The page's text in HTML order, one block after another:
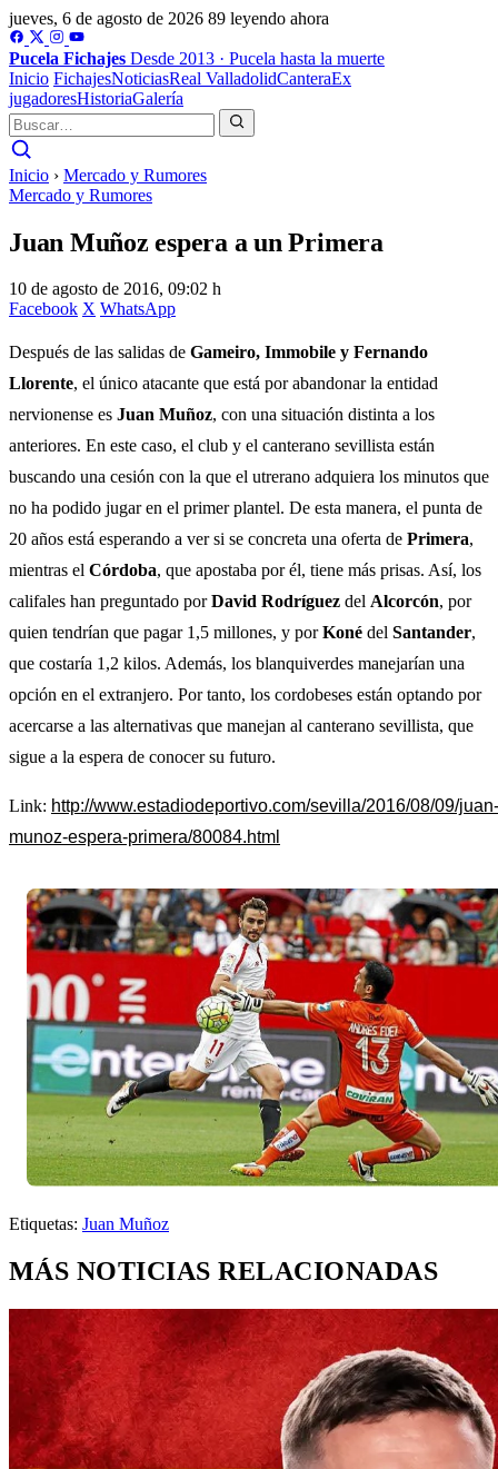
jueves, 6 de agosto de 2026 89 leyendo ahora
Pucela Fichajes Desde 2013 · Pucela hasta la muerte
Inicio FichajesNoticiasReal ValladolidCanteraEx
jugadoresHistoriaGalería
Inicio › Mercado y Rumores
Mercado y Rumores
Juan Muñoz espera a un Primera
10 de agosto de 2016, 09:02 h
Facebook X WhatsApp
Después de las salidas de Gameiro, Immobile y Fernando
Llorente, el único atacante que está por abandonar la entidad
nervionense es Juan Muñoz, con una situación distinta a los
anteriores. En este caso, el club y el canterano sevillista están
buscando una cesión con la que el utrerano adquiera los minutos que
no ha podido jugar en el primer plantel. De esta manera, el punta de
20 años está esperando a ver si se concreta una oferta de Primera,
mientras el Córdoba, que apostaba por él, tiene más prisas. Así, los
califales han preguntado porDavid Rodríguez del Alcorcón, por
quien tendrían que pagar 1,5 millones, y porKoné del Santander,
que costaría 1,2 kilos. Además, los blanquiverdes manejarían una
opción en el extranjero. Por tanto, los cordobeses están optando por
acercarse a las alternativas que manejan al canterano sevillista, que
sigue a la espera de conocer su futuro.
Link: http://www.estadiodeportivo.com/sevilla/2016/08/09/juan-
munoz-espera-primera/80084.html
Etiquetas: Juan Muñoz
MÁS NOTICIAS RELACIONADAS